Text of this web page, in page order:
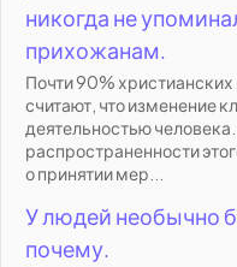
никогда не
прихожанам.
Почти 90%
считают, что изменение
деятельностью
распространенности
о принятии мер...
У людей необычно
почему.